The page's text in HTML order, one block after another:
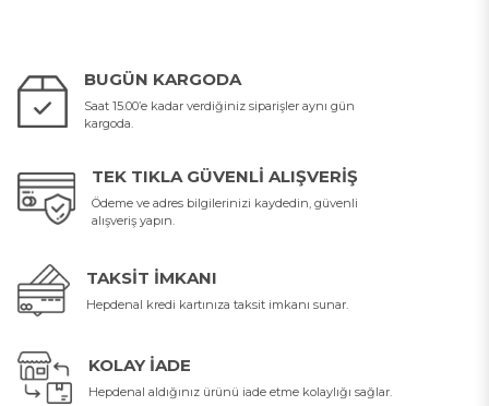
BUGÜN KARGODA
Saat 15.00’e kadar verdiğiniz siparişler aynı gün
kargoda.
TEK TIKLA GÜVENLI ALIŞVERIŞ
Ödeme ve adres bilgilerinizi kaydedin, güvenli
alışveriş yapın.
TAKSIT İMKANI
Hepdenal kredi kartınıza taksit imkanı sunar.
KOLAY İADE
Hepdenal aldığınız ürünü iade etme kolaylığı sağlar.